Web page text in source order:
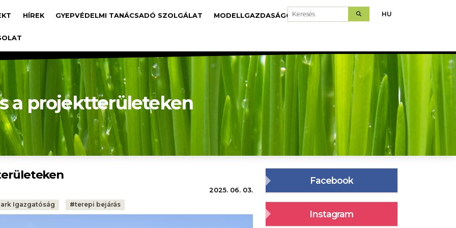
HÍREK GYEPVÉDELMI TANÁCSADÓ SZOLGÁLAT MODELLGAZDASÁGOK LETÖLTÉS
Keresés HU
a projektterületeken
2025. 06. 03.
Igazgatóság #terepi bejárás
Facebook
Instagram